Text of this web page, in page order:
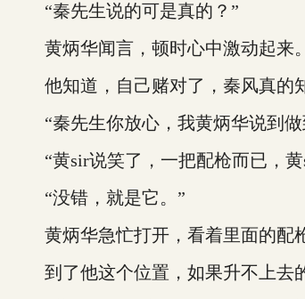
“秦先生说的可是真的？”
黄炳华闻言，顿时心中激动起来。
他知道，自己赌对了，秦风真的知
“秦先生你放心，我黄炳华说到做
“黄sir说笑了，一把配枪而已，黄
“没错，就是它。”
黄炳华急忙打开，看着里面的配枪
到了他这个位置，如果升不上去的